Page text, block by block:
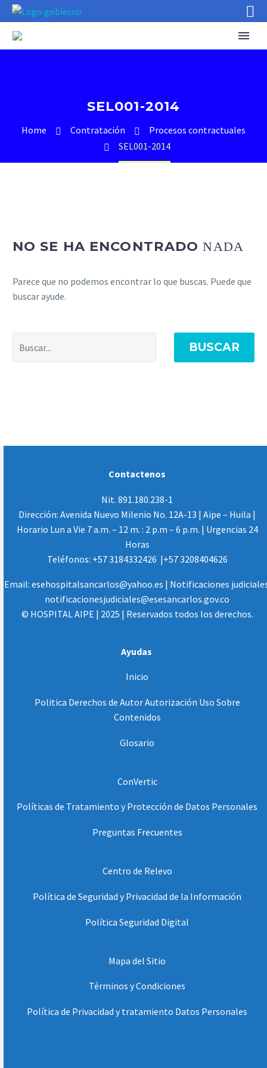
SEL001-2014
Home Contratación
Procesos contractuales
SEL001-2014
NO SE HA ENCONTRADONADA
Parece que no podemos encontrar lo que buscas. Puede que
buscar ayude.
BUSCAR
Contactenos
Nit. 891.180.238-1
Dirección: Avenida Nuevo Milenio No. 12A-13 | Aipe – Huila |
Horario Lun a Vie 7 a.m. – 12 m. : 2 p.m – 6 p.m. | Urgencias 24
Horas
Teléfonos: +57 3184332426 |+57 3208404626
Email: esehospitalsancarlos@yahoo.es | Notificaciones
notificacionesjudiciales@esesancarlos.gov.co
© HOSPITAL AIPE | 2025 | Reservados todos los derechos.
Ayudas
Inicio
Politica Derechos de Autor Autorización Uso Sobre
Contenidos
Glosario
ConVertic
Políticas de Tratamiento y Protección de Datos Personales
Preguntas Frecuentes
Centro de Relevo
Política de Seguridad y Privacidad de la Información
Política Seguridad Digital
Mapa del Sitio
Términos y Condiciones
Política de Privacidad y tratamiento Datos Personales